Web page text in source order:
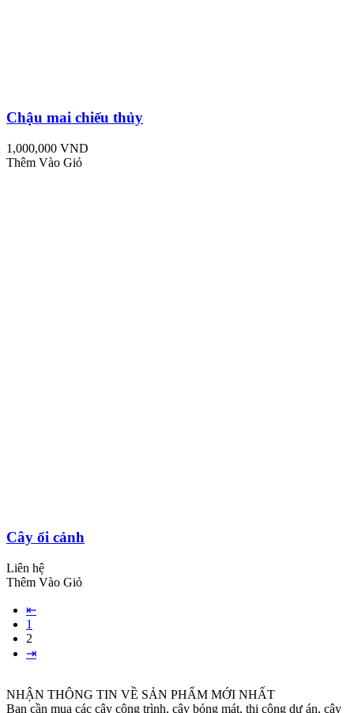
Chậu mai chiếu thủy
1,000,000 VND
Thêm Vào Giỏ
Cây ổi cảnh
Liên hệ
Thêm Vào Giỏ
⇤
1
2
⇥
NHẬN THÔNG TIN VỀ SẢN PHẨM MỚI NHẤT
Bạn cần mua các cây công trình, cây bóng mát, thi công dự án, cây